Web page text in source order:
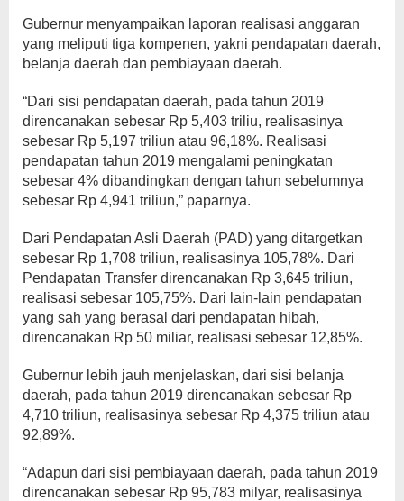
Gubernur menyampaikan laporan realisasi anggaran
yang meliputi tiga kompenen, yakni pendapatan daerah,
belanja daerah dan pembiayaan daerah.
“Dari sisi pendapatan daerah, pada tahun 2019
direncanakan sebesar Rp 5,403 triliu, realisasinya
sebesar Rp 5,197 triliun atau 96,18%. Realisasi
pendapatan tahun 2019 mengalami peningkatan
sebesar 4% dibandingkan dengan tahun sebelumnya
sebesar Rp 4,941 triliun,” paparnya.
Dari Pendapatan Asli Daerah (PAD) yang ditargetkan
sebesar Rp 1,708 triliun, realisasinya 105,78%. Dari
Pendapatan Transfer direncanakan Rp 3,645 triliun,
realisasi sebesar 105,75%. Dari lain-lain pendapatan
yang sah yang berasal dari pendapatan hibah,
direncanakan Rp 50 miliar, realisasi sebesar 12,85%.
Gubernur lebih jauh menjelaskan, dari sisi belanja
daerah, pada tahun 2019 direncanakan sebesar Rp
4,710 triliun, realisasinya sebesar Rp 4,375 triliun atau
92,89%.
“Adapun dari sisi pembiayaan daerah, pada tahun 2019
direncanakan sebesar Rp 95,783 milyar, realisasinya